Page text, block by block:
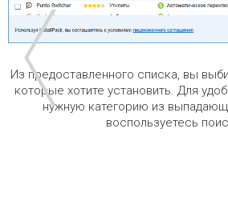
Из предоставленного списка, вы
которые хотите установить. Для
нужную категорию из
воспользуетесь